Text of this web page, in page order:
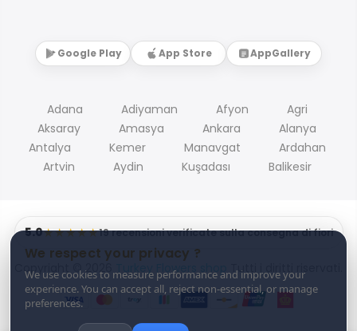
We respect your privacy ?
We use cookies to measure performance and improve your
experience. You can accept all, reject non-essential, or manage
preferences.
Google Play App Store AppGallery
Adana Adiyaman Afyon
Agri
Aksaray
Amasya Ankara
Alanya
Antalya
Kemer Manavgat
Ardahan
Artvin
Aydin Kuşadası Balikesir
5.0★★★★★19 recensioni verificate sulla consegna di fiori
Copyright © 2026 Turkey Flowers shop Tutti i diritti riservati.